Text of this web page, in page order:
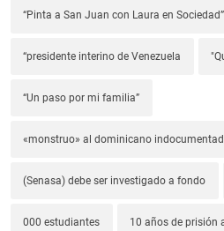
“Pinta a San Juan con Laura en
“presidente interino de Venezuela
“Un paso por mi familia”
«monstruo» al dominicano
(Senasa) debe ser investigado a fondo
000 estudiantes 10 años de prisión